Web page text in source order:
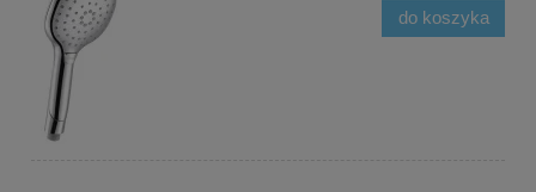
do koszyka